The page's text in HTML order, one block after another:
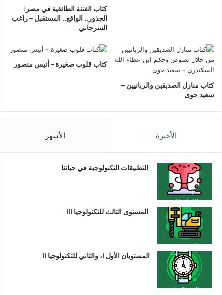
كتاب الفتنة الطائفية في مصر:
الجذور.. الواقع.. المستقبل – راغب
السرجاني
كتاب منازل الصديقين والربانيين –
سعيد حوى
كتاب قلوب صغيرة – أنيس منصور
الأخيرة الأشهر
التطبيقات التكنولوجية في حياتنا
المستوى الثالث للتكنولوجيا III
المستويان الأول I، والثاني للتكنولوجيا II